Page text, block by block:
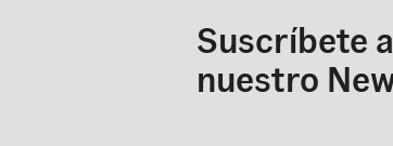
Suscríbete a
nuestro